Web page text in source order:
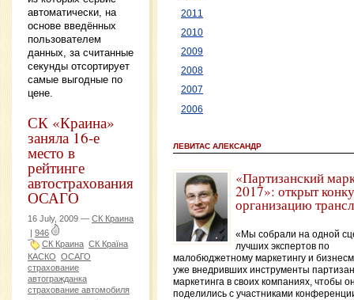
автоматически, на
основе введённых
пользователем
данных, за считанные
секунды отсортирует
самые выгодные по
цене.
СК «Краина»
заняла 16-е
место в
рейтинге
автострахования
ОСАГО
16 July, 2009 — СК Краина
| 946
СК Краина СК Країна
КАСКО ОСАГО
страхование
автогражданка
страхование автомобиля
2011
2010
2009
2008
2007
2006
ЛЕВИТАС АЛЕКСАНДР
«Партизанский
2017»: открыт
организацию
«Мы собрали на одной
лучших экспертов по
малобюджетному маркетингу и
уже внедривших инструменты
маркетинга в своих компаниях, чтобы
поделились с участниками